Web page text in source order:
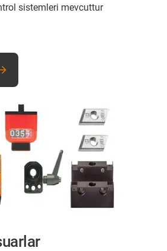
sistemleri mevcuttur